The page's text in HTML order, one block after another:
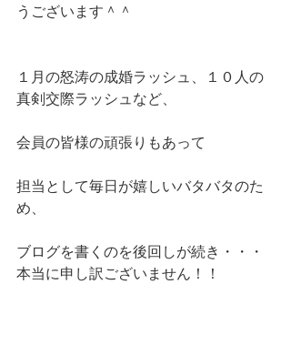
うございます＾＾
１月の怒涛の成婚ラッシュ、１０人の
真剣交際ラッシュなど、
会員の皆様の頑張りもあって
担当として毎日が嬉しいバタバタのた
め、
ブログを書くのを後回しが続き・・・
本当に申し訳ございません！！